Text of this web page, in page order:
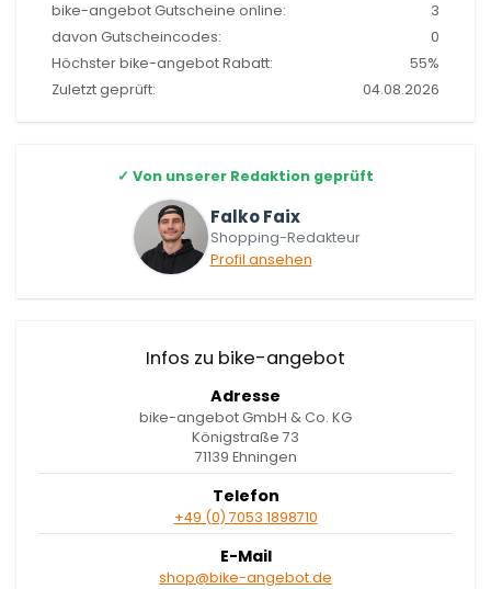
bike-angebot Gutscheine online:
3
davon Gutscheincodes:
0
Höchster bike-angebot Rabatt:
55%
Zuletzt geprüft:
04.08.2026
✓ Von unserer Redaktion geprüft
Falko Faix
Shopping-Redakteur
Profil ansehen
Infos zu bike-angebot
Adresse
bike-angebot GmbH & Co. KG
Königstraße 73
71139 Ehningen
Telefon
+49 (0) 7053 1898710
E-Mail
shop@bike-angebot.de